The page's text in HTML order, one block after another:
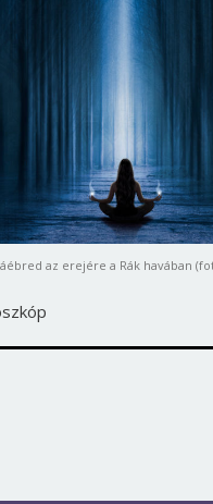
az erejére a Rák havában